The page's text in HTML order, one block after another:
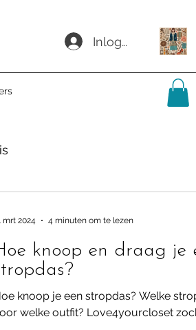
Inloggen
knoop en draag je
knoop je een stropdas? Welke
welke outfit? Love4yourcloset
mrt 2024 4 minuten om te lezen